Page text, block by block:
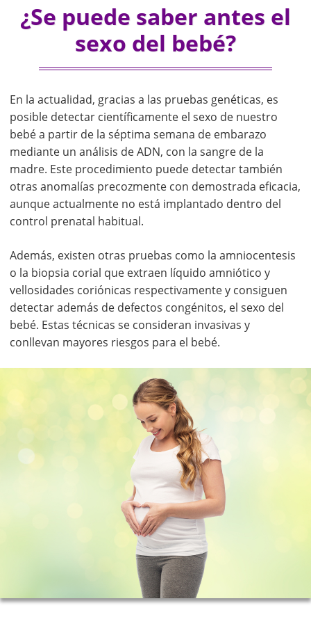
¿Se puede saber antes el
sexo del bebé?
En la actualidad, gracias a las pruebas genéticas, es
posible detectar científicamente el sexo de nuestro
bebé a partir de la séptima semana de embarazo
mediante un análisis de ADN, con la sangre de la
madre. Este procedimiento puede detectar también
otras anomalías precozmente con demostrada eficacia,
aunque actualmente no está implantado dentro del
control prenatal habitual.
Además, existen otras pruebas como la amniocentesis
o la biopsia corial que extraen líquido amniótico y
vellosidades coriónicas respectivamente y consiguen
detectar además de defectos congénitos, el sexo del
bebé. Estas técnicas se consideran invasivas y
conllevan mayores riesgos para el bebé.